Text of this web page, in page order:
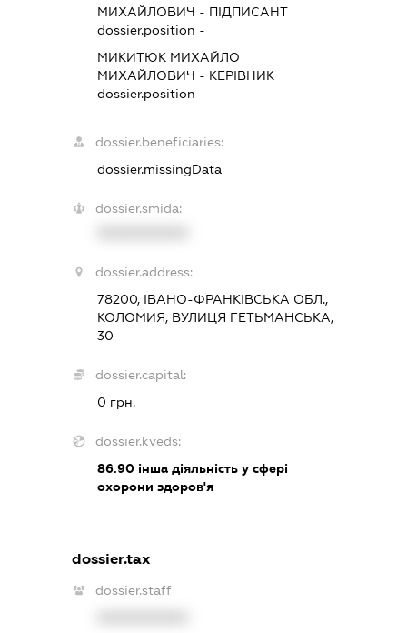
МИХАЙЛОВИЧ - ПІДПИСАНТ
dossier.position -
МИКИТЮК МИХАЙЛО
МИХАЙЛОВИЧ - КЕРІВНИК
dossier.position -
dossier.beneficiaries:
dossier.missingData
dossier.smida:
dossier.address:
78200, ІВАНО-ФРАНКІВСЬКА ОБЛ.,
КОЛОМИЯ, ВУЛИЦЯ ГЕТЬМАНСЬКА,
30
dossier.capital:
0 грн.
dossier.kveds:
86.90 інша діяльність у сфері
охорони здоров'я
dossier.tax
dossier.staff